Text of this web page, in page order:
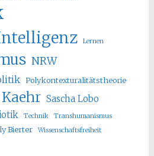
Lernen
NRW
Polykontexturalitätstheorie
Sascha Lobo
Technik
Transhumanismus
Bierter Wissenschaftsfreiheit